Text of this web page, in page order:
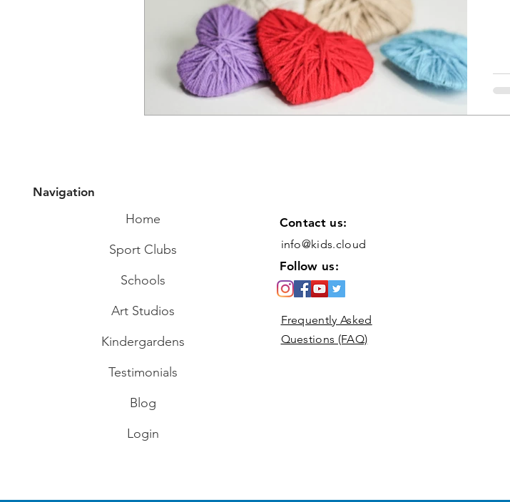
Navigation
Home
Sport Clubs
Schools
Art Studios
Kindergardens
Testimonials
Blog
Login
Contact us:
info@kids.cloud
Follow us:
Frequently Asked
Questions (FAQ)